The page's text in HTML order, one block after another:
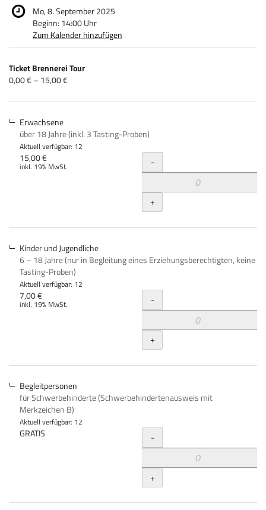
Mo, 8. September 2025
Beginn: 14:00Uhr
Zum Kalender hinzufügen
Produkte
Unkategorisierte
Produkte
Ticket Brennerei Tour
von
bis
0,00 € – 15,00 €
Erwachsene
über 18 Jahre (inkl. 3 Tasting-Proben)
Aktuell verfügbar: 12
15,00 €
inkl. 19% MwSt. Menge
-
+
Kinder und Jugendliche
6 – 18 Jahre (nur in Begleitung eines Erziehungsberechtigten, keine
Tasting-Proben)
Aktuell verfügbar: 12
7,00 €
inkl. 19% MwSt. Menge
-
+
Begleitpersonen
für Schwerbehinderte (Schwerbehindertenausweis mit
Merkzeichen B)
Aktuell verfügbar: 12
GRATIS Menge
-
+